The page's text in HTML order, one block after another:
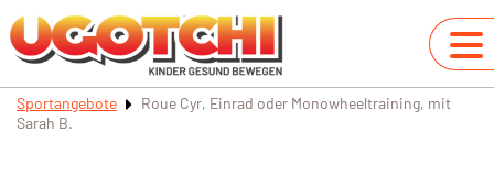
Sportangebote
Roue Cyr, Einrad oder Monowheeltraining, mit
Sarah B.